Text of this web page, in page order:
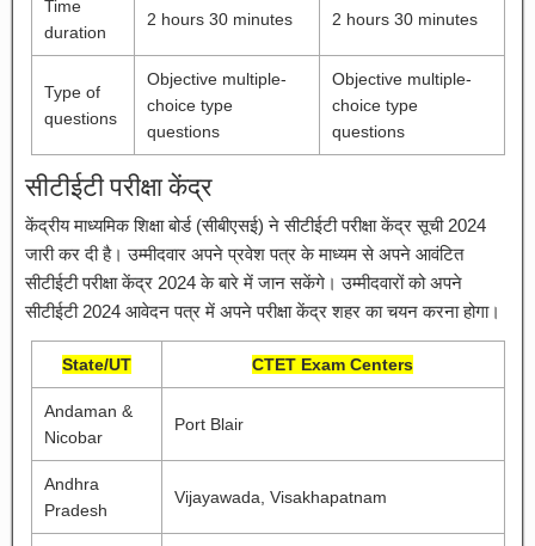
Time
duration
2 hours 30 minutes 2 hours 30 minutes
Type of
questions
Objective multiple-
choice type
questions
Objective multiple-
choice type
questions
सीटीईटी परीक्षा केंद्र
केंद्रीय माध्यमिक शिक्षा बोर्ड (सीबीएसई) ने सीटीईटी परीक्षा केंद्र सूची 2024
जारी कर दी है। उम्मीदवार अपने प्रवेश पत्र के माध्यम से अपने आवंटित
सीटीईटी परीक्षा केंद्र 2024 के बारे में जान सकेंगे। उम्मीदवारों को अपने
सीटीईटी 2024 आवेदन पत्र में अपने परीक्षा केंद्र शहर का चयन करना होगा।
State/UT CTET Exam Centers
Andaman &
Nicobar
Port Blair
Andhra
Pradesh
Vijayawada, Visakhapatnam